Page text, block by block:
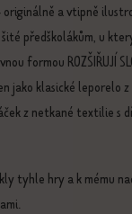
originálně a vtipně
předškolákům, u
formou ROZŠIŘUJÍ
jako klasické leporelo
z netkané textilie s
tyhle hry a k mému